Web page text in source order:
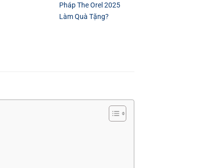
Pháp The Orel 2025
Làm Quà Tặng?